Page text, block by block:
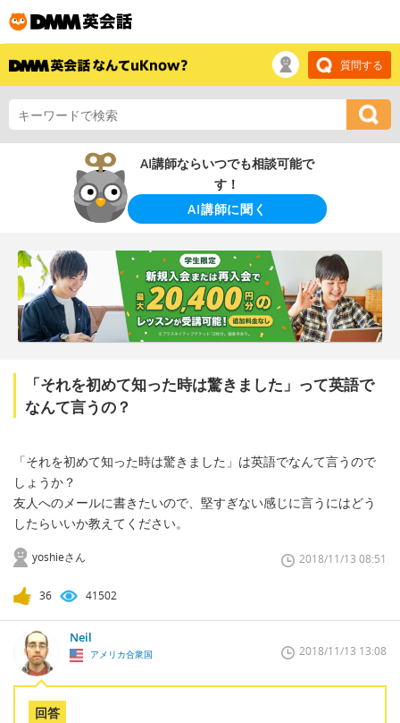
質問する
AI講師ならいつでも相談可能で
す！
AI講師に聞く
「それを初めて知った時は驚きました」って英語で
なんて言うの？
「それを初めて知った時は驚きました」は英語でなんて言うので
しょうか？
友人へのメールに書きたいので、堅すぎない感じに言うにはどう
したらいいか教えてください。
yoshieさん 2018/11/13 08:51
36 41502
Neil
アメリカ合衆国 2018/11/13 13:08
回答